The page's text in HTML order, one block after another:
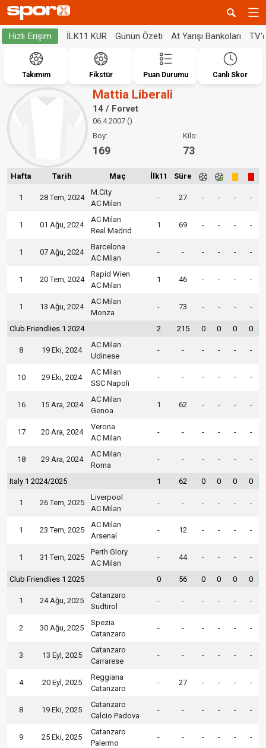
Hızlı Erişim İLK11 KUR Günün Özeti At Yarışı Bankoları
Takımım Fikstür Puan Durumu Canlı Skor
Mattia Liberali
14 / Forvet
06.4.2007 ()
Boy:
169
Kilo:
73
Hafta Tarih Maç İlk11 Süre
1 28 Tem, 2024
M.City
AC Milan
- 27 - - - -
1 01 Ağu, 2024
AC Milan
Real Madrid
1 69 - - - -
1 07 Ağu, 2024
Barcelona
AC Milan
- - - - - -
1 20 Tem, 2024
Rapid Wien
AC Milan
1 46 - - - -
1 13 Ağu, 2024
AC Milan
Monza
- 73 - - - -
Club Friendlies 1 2024 2 215 0 0 0 0
8 19 Eki, 2024
AC Milan
Udinese
- - - - - -
10 29 Eki, 2024
AC Milan
SSC Napoli
- - - - - -
16 15 Ara, 2024
AC Milan
Genoa
1 62 - - - -
17 20 Ara, 2024
Verona
AC Milan
- - - - - -
18 29 Ara, 2024
AC Milan
Roma
- - - - - -
Italy 1 2024/2025 1 62 0 0 0 0
1 26 Tem, 2025
Liverpool
AC Milan
- - - - - -
1 23 Tem, 2025
AC Milan
Arsenal
- 12 - - - -
1 31 Tem, 2025
Perth Glory
AC Milan
- 44 - - - -
Club Friendlies 1 2025 0 56 0 0 0 0
1 24 Ağu, 2025
Catanzaro
Sudtirol
- - - - - -
2 30 Ağu, 2025
Spezia
Catanzaro
- - - - - -
3 13 Eyl, 2025
Catanzaro
Carrarese
- - - - - -
4 20 Eyl, 2025
Reggiana
Catanzaro
- 27 - - - -
8 19 Eki, 2025
Catanzaro
Calcio Padova
- - - - - -
9 25 Eki, 2025
Catanzaro
Palermo
- - - - - -